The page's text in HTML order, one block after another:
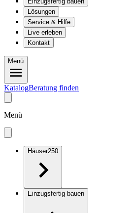
Lösungen
Service & Hilfe
Live erleben
Kontakt
Menü
KatalogBeratung finden
Menü
Häuser250
Einzugsfertig bauen